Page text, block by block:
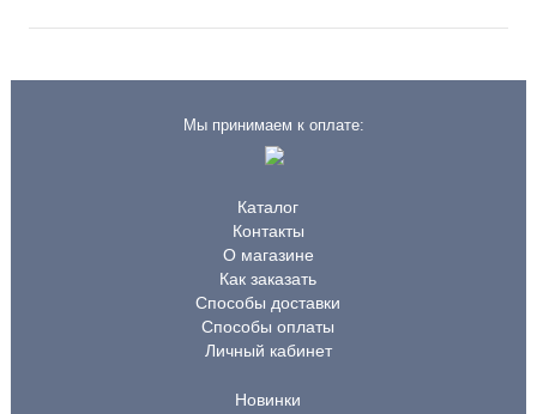
Мы принимаем к оплате:
Каталог
Контакты
О магазине
Как заказать
Способы доставки
Способы оплаты
Личный кабинет
Новинки